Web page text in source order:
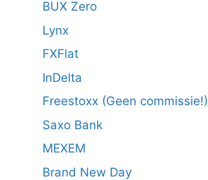
BUX Zero
Lynx
FXFlat
InDelta
Freestoxx (Geen commissie!)
Saxo Bank
MEXEM
Brand New Day